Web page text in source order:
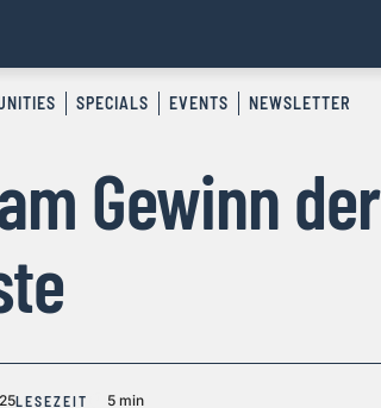
SPECIALS EVENTS NEWSLETTER
Gewinn der
LESEZEIT 5 min